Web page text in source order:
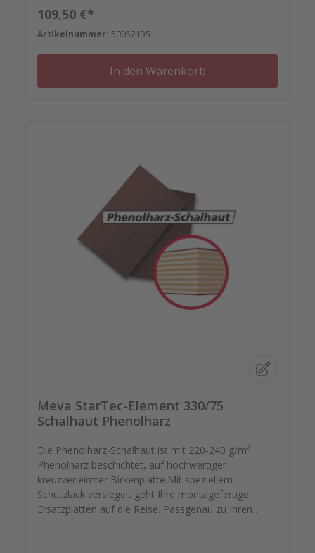
Nieten, Schrauben, Kunststoffeinsätzen bis zu
Reparaturplättchen.
Regulärer Preis:
109,50 €*
Artikelnummer: 50052135
In den Warenkorb
Meva StarTec-Element 330/75
Schalhaut Phenolharz
Die Phenolharz-Schalhaut ist mit 220-240 g/m²
Phenolharz beschichtet, auf hochwertiger
kreuzverleimter Birkenplatte.Mit speziellem
Schutzlack versiegelt geht Ihre montagefertige
Ersatzplatten auf die Reise. Passgenau zu Ihren